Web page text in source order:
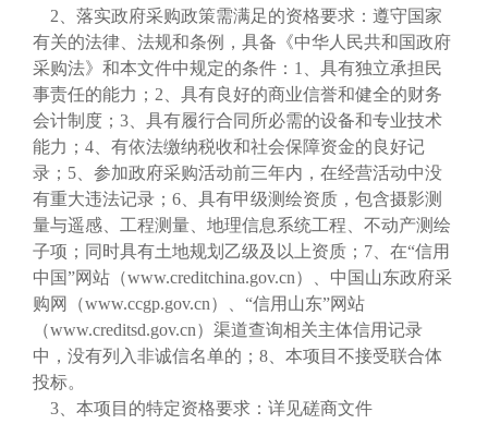
2、落实政府采购政策需满足的资格要求：遵守国家
有关的法律、法规和条例，具备《中华人民共和国政府
采购法》和本文件中规定的条件：1、具有独立承担民
事责任的能力；2、具有良好的商业信誉和健全的财务
会计制度；3、具有履行合同所必需的设备和专业技术
能力；4、有依法缴纳税收和社会保障资金的良好记
录；5、参加政府采购活动前三年内，在经营活动中没
有重大违法记录；6、具有甲级测绘资质，包含摄影测
量与遥感、工程测量、地理信息系统工程、不动产测绘
子项；同时具有土地规划乙级及以上资质；7、在“信用
中国”网站（www.creditchina.gov.cn）、中国山东政府采
购网（www.ccgp.gov.cn）、“信用山东”网站
（www.creditsd.gov.cn）渠道查询相关主体信用记录
中，没有列入非诚信名单的；8、本项目不接受联合体
投标。
3、本项目的特定资格要求：详见磋商文件